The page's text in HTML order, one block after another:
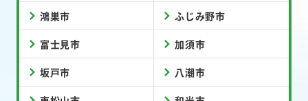
鴻巣市 ふじみ野市
富士見市 加須市
坂戸市 八潮市